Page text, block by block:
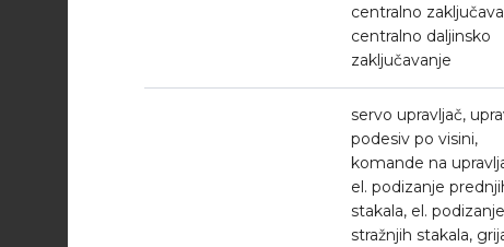
centralno
centralno daljinsko
zaključavanje
servo upravljač,
podesiv po visini,
komande na
el. podizanje
stakala, el. podizanje
stražnjih stakala,